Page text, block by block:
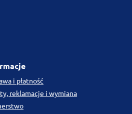
i płatność
reklamacje i wymiana